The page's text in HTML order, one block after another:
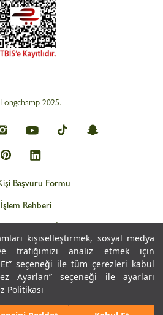
kişiselleştirmek, sosyal medya
trafiğimizi analiz etmek için
Et” seçeneği ile tüm çerezleri kabul
Ayarları” seçeneği ile ayarları
Politikası
2025.
Başvuru Formu
İşlem Rehberi
İlişkin Aydınlatma Metni
Çerez Politikası